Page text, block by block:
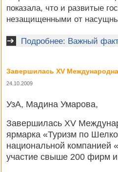
показала, что и развитые
незащищенными от
Подробнее: Важный
Завершилась ХV
24.10.2009
УзА, Мадина Умарова,
Завершилась ХV
ярмарка «Туризм по
национальной компанией
участие свыше 200 фирм